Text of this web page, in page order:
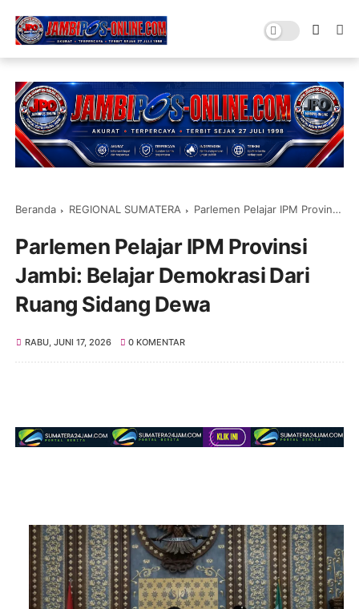
Beranda REGIONAL SUMATERA Parlemen Pelajar IPM Provinsi Jambi: Belajar Demokrasi Dari Ruang Sidang Dewa
Parlemen Pelajar IPM Provinsi
Jambi: Belajar Demokrasi Dari
Ruang Sidang Dewa
RABU, JUNI 17, 2026 0 KOMENTAR